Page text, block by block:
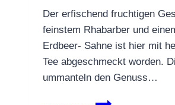
Der erfischend fruchtigen
feinstem Rhabarber und
Erdbeer- Sahne ist hier mit
Tee abgeschmeckt worden.
ummanteln den Genuss…